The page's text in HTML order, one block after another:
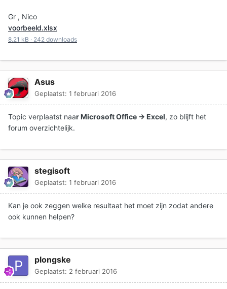
Gr , Nico
voorbeeld.xlsx
8.21 kB · 242 downloads
Asus
Geplaatst: 1 februari 2016
Topic verplaatst naar Microsoft Office → Excel, zo blijft het
forum overzichtelijk.
stegisoft
Geplaatst: 1 februari 2016
Kan je ook zeggen welke resultaat het moet zijn zodat andere
ook kunnen helpen?
plongske
Geplaatst: 2 februari 2016